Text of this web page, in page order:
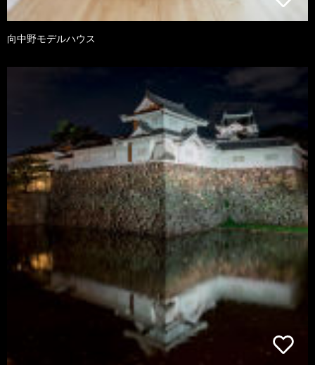
向中野モデルハウス